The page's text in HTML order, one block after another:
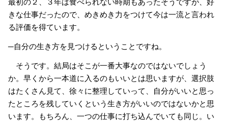
きな仕事だったので、めきめき力をつけて今は一流と言われ
る評価を得ています。
─自分の生き方を見つけるということですね。
そうです。結局はそこが一番大事なのではないでしょう
か。早くから一本道に入るのもいいとは思いますが、選択肢
はたくさん見て、徐々に整理していって、自分がいいと思っ
たところを残していくという生き方がいいのではないかと思
います。もちろん、一つの仕事に打ち込んでいても同じ。い